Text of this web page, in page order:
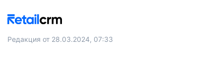
Редакция от 28.03.2024, 07:33